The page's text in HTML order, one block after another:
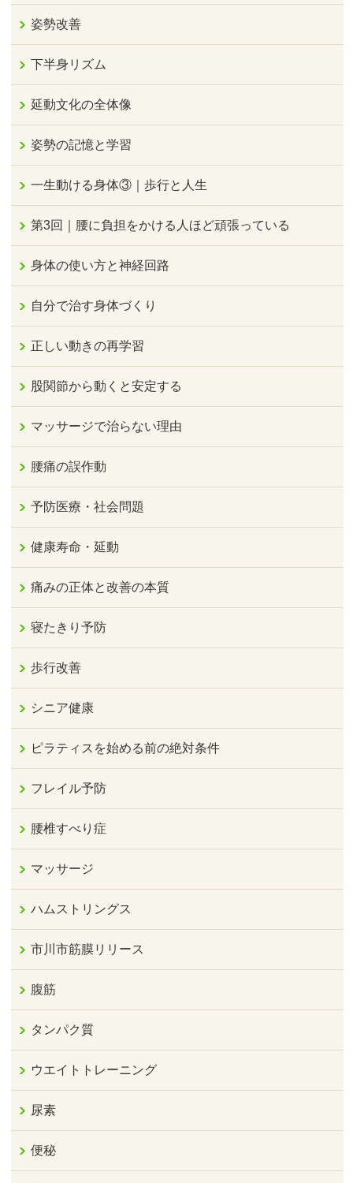
姿勢改善
下半身リズム
延動文化の全体像
姿勢の記憶と学習
一生動ける身体③｜歩行と人生
第3回｜腰に負担をかける人ほど頑張っている
身体の使い方と神経回路
自分で治す身体づくり
正しい動きの再学習
股関節から動くと安定する
マッサージで治らない理由
腰痛の誤作動
予防医療・社会問題
健康寿命・延動
痛みの正体と改善の本質
寝たきり予防
歩行改善
シニア健康
ピラティスを始める前の絶対条件
フレイル予防
腰椎すべり症
マッサージ
ハムストリングス
市川市筋膜リリース
腹筋
タンパク質
ウエイトトレーニング
尿素
便秘